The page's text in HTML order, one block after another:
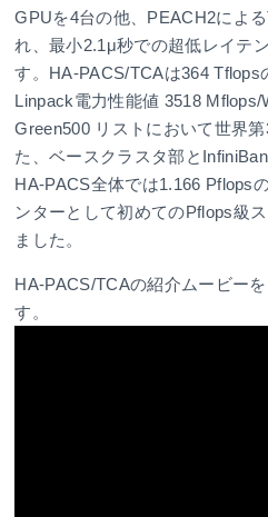
GPUを4台の他、PEACH2によ
れ、最小2.1μ秒での超低レイテ
す。HA-PACS/TCAは364 Tflops
Linpack電力性能値 3518
Green500 リストにおいて世界
た、ベースクラスタ部と
HA-PACS全体では1.166 Pflops
ンターとして初めてのPflops級
ました。
HA-PACS/TCAの紹介ムービーを
す。